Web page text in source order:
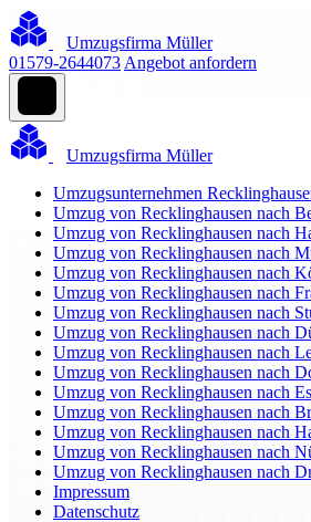
Umzugsfirma Müller
01579-2644073 Angebot anfordern
Umzugsfirma Müller
Umzugsunternehmen
Umzug von Recklinghausen nach
Umzug von Recklinghausen nach
Umzug von Recklinghausen nach
Umzug von Recklinghausen nach
Umzug von Recklinghausen nach
Umzug von Recklinghausen nach
Umzug von Recklinghausen nach
Umzug von Recklinghausen nach
Umzug von Recklinghausen nach
Umzug von Recklinghausen nach
Umzug von Recklinghausen nach
Umzug von Recklinghausen nach
Umzug von Recklinghausen nach
Umzug von Recklinghausen nach
Impressum
Datenschutz